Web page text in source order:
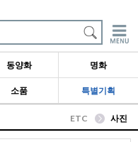
동양화 명화
소품 특별기획
ETC 사진